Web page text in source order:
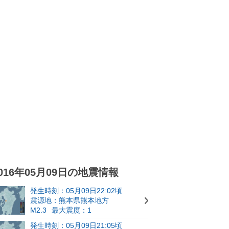
年05月09日の地震情報
発生時刻：05月09日22:02頃
震源地：熊本県熊本地方
M2.3
最大震度：1
発生時刻：05月09日21:05頃